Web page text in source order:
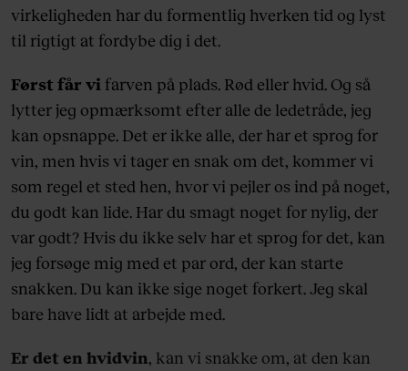
virkeligheden har du formentlig hverken tid og lyst
til rigtigt at fordybe dig i det.
Først får vi farven på plads. Rød eller hvid. Og så
lytter jeg opmærksomt efter alle de ledetråde, jeg
kan opsnappe. Det er ikke alle, der har et sprog for
vin, men hvis vi tager en snak om det, kommer vi
som regel et sted hen, hvor vi pejler os ind på noget,
du godt kan lide. Har du smagt noget for nylig, der
var godt? Hvis du ikke selv har et sprog for det, kan
jeg forsøge mig med et par ord, der kan starte
snakken. Du kan ikke sige noget forkert. Jeg skal
bare have lidt at arbejde med.
Er det en hvidvin, kan vi snakke om, at den kan